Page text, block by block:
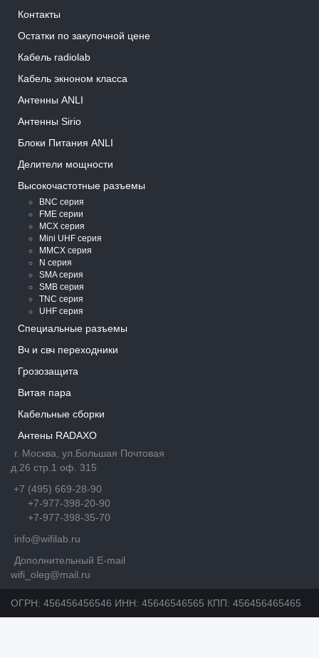
Контакты
Остатки по закупочной цене
Кабель radiolab
Кабель экноном класса
Антенны ANLI
Антенны Sirio
Блоки Питания ANLI
Делители мощности
Высокочастотные разъемы
BNC серия
FME серии
MCX серия
Mini UHF серия
MMCX серия
N серия
SMA серия
SMB серия
TNC серия
UHF серия
Специальные разъемы
Вч и свч переходники
Грозозащита
Витая пара
Кабельные сборки
Антены RADAXO
г. Москва, ул.Большая Почтовая
д.26 стр.1 оф. 315
+7 (495) 669-28-90
+7-977-398-20-90
+7-977-398-35-70
info@wifilab.ru
Дополнительный E-mail
wifi_oleg@mail.ru
ОГРН: 456456456546 ИНН: 45646546565 КПП: 456456465465